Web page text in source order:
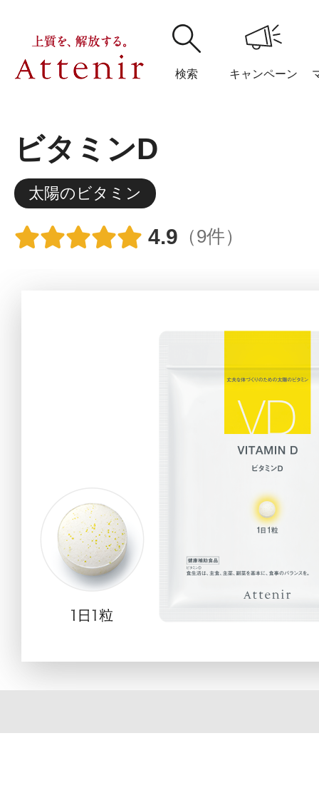
検索 キャンペーン
購入履歴
アテニア
アテニアの「
お友達紹介サ
ビタミンD
太陽のビタミン
4.9 （9件）